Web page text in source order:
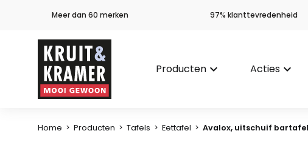
Meer dan 60 merken 97% klanttevredenheid
Producten keyboard_arrow_down Acties keyboard_arrow_down
Home > Producten > Tafels > Eettafel > Avalox, uitschuif bartafel